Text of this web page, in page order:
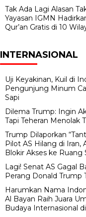
Tak Ada Lagi Alasan
Yayasan IGMN
Qur’an Gratis di 10
INTERNASIONAL
Uji Keyakinan, Kuil di
Pengunjung Minum
Sapi
Dilema Trump: Ingin
Tapi Teheran Menolak
Trump Dilaporkan
Pilot AS Hilang di Iran,
Blokir Akses ke Ruang
Lagi! Senat AS Gagal
Perang Donald Trump
Harumkan Nama
Al Bayan Raih Juara
Budaya Internasional